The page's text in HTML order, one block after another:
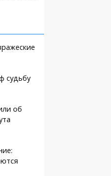
судьбу
об